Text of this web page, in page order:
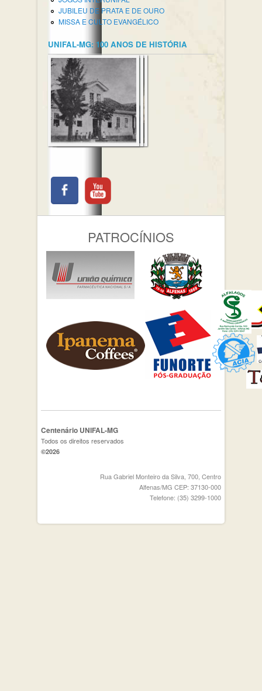
JUBILEU DE PRATA E DE OURO
MISSA E CULTO EVANGÉLICO
UNIFAL-MG: 100 ANOS DE HISTÓRIA
PATROCÍNIOS
Centenário UNIFAL-MG
Todos os direitos reservados
©2026
Rua Gabriel Monteiro da Silva, 700, Centro
Alfenas/MG CEP: 37130-000
Telefone: (35) 3299-1000